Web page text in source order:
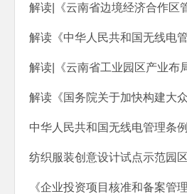
中华人民共和国无线电管理条例